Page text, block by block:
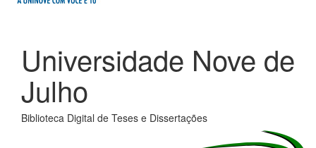
Universidade Nove de
Julho
Biblioteca Digital de Teses e Dissertações